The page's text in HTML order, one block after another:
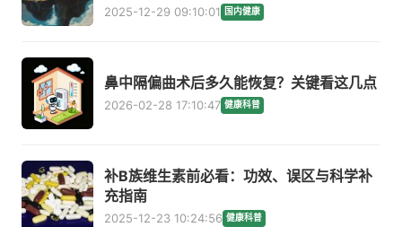
2025-12-29 09:10:01 国内健康
鼻中隔偏曲术后多久能恢复？关键看这几点
2026-02-28 17:10:47 健康科普
补B族维生素前必看：功效、误区与科学补
充指南
2025-12-23 10:24:56 健康科普